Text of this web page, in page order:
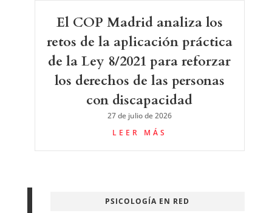
El COP Madrid analiza los
retos de la aplicación práctica
de la Ley 8/2021 para reforzar
los derechos de las personas
con discapacidad
27 de julio de 2026
LEER MÁS
PSICOLOGÍA EN RED